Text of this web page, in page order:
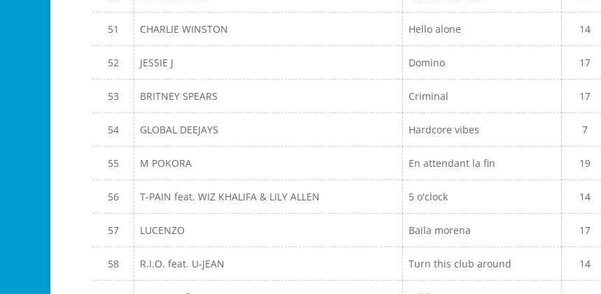
51 CHARLIE WINSTON Hello alone 14
52 JESSIE J Domino 17
53 BRITNEY SPEARS Criminal 17
54 GLOBAL DEEJAYS Hardcore vibes 7
55 M POKORA En attendant la fin 19
56 T-PAIN feat. WIZ KHALIFA & LILY ALLEN 5 o'clock 14
57 LUCENZO Baila morena 17
58 R.I.O. feat. U-JEAN Turn this club around 14